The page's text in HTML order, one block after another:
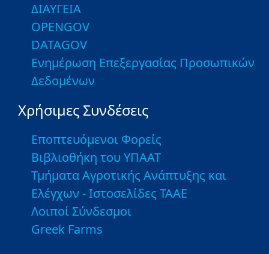
ΔΙΑΥΓΕΙΑ
OPENGOV
DATAGOV
Ενημέρωση Επεξεργασίας Προσωπικών
Δεδομένων
Χρήσιμες Συνδέσεις
Εποπτευόμενοι Φορείς
Βιβλιοθήκη του ΥΠΑΑΤ
Τμήματα Αγροτικής Ανάπτυξης και
Ελέγχων - Ιστοσελίδες ΤΑΑΕ
Λοιποί Σύνδεσμοι
Greek Farms